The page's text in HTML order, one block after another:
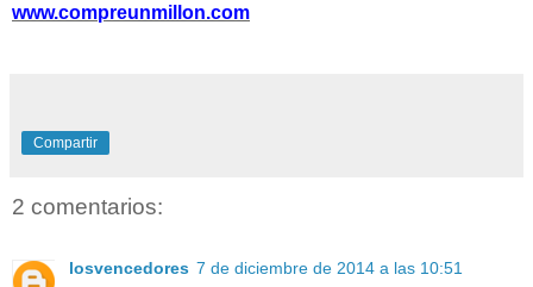
www.compreunmillon.com
Compartir
2 comentarios:
losvencedores 7 de diciembre de 2014 a las 10:51